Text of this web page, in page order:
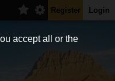
Register Login
accept all or the